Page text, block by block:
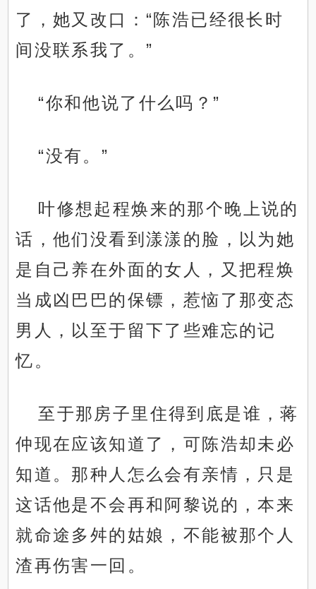
了，她又改口：“陈浩已经很长时
间没联系我了。”
“你和他说了什么吗？”
“没有。”
叶修想起程焕来的那个晚上说的
话，他们没看到漾漾的脸，以为她
是自己养在外面的女人，又把程焕
当成凶巴巴的保镖，惹恼了那变态
男人，以至于留下了些难忘的记
忆。
至于那房子里住得到底是谁，蒋
仲现在应该知道了，可陈浩却未必
知道。那种人怎么会有亲情，只是
这话他是不会再和阿黎说的，本来
就命途多舛的姑娘，不能被那个人
渣再伤害一回。